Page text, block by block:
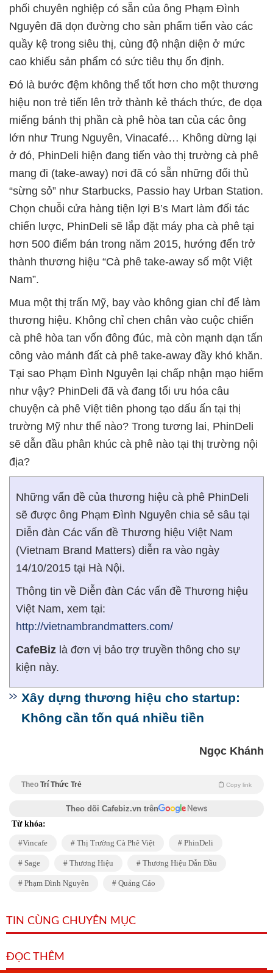
phối chuyên nghiệp có sẵn của ông Phạm Đình
Nguyên đã dọn đường cho sản phẩm tiến vào các
quầy kệ trong siêu thị, cùng độ nhận diện ở mức
cao khiếu sản phẩm có sức tiêu thụ ổn định.
Đó là bước đệm không thể tốt hơn cho một thương
hiệu non trẻ tiến lên trở thành kẻ thách thức, đe dọa
miếng bánh thị phần cà phê hòa tan của các ông
lớn như Trung Nguyên, Vinacafé… Không dừng lại
ở đó, PhinDeli hiện đang tiến vào thị trường cà phê
mang đi (take-away) nơi đã có sẵn những đối thủ
“sừng sỏ” như Starbucks, Passio hay Urban Station.
Chọn chuỗi cửa hàng tiện lợi B’s Mart làm đối tác
chiến lược, PhinDeli sẽ lắp đặt máy pha cà phê tại
hơn 500 điểm bán trong năm 2015, hướng đến trở
thành thương hiệu “Cà phê take-away số một Việt
Nam”.
Mua một thị trấn Mỹ, bay vào không gian chỉ để làm
thương hiệu. Không chỉ chen chân vào cuộc chiến
cà phê hòa tan vốn đông đúc, mà còn mạnh dạn tấn
công vào mảnh đất cà phê take-away đầy khó khăn.
Tại sao Phạm Đình Nguyên lại chấp nhận mạo hiểm
như vậy? PhinDeli đã và đang tối ưu hóa câu
chuyện cà phê Việt tiên phong tạo dấu ấn tại thị
trường Mỹ như thế nào? Trong tương lai, PhinDeli
sẽ dẫn đầu phân khúc cà phê nào tại thị trường nội
địa?
Những vấn đề của thương hiệu cà phê PhinDeli
sẽ được ông Phạm Đình Nguyên chia sẻ sâu tại
Diễn đàn Các vấn đề Thương hiệu Việt Nam
(Vietnam Brand Matters) diễn ra vào ngày
14/10/2015 tại Hà Nội.
Thông tin về Diễn đàn Các vấn đề Thương hiệu
Việt Nam, xem tại:
http://vietnambrandmatters.com/
CafeBiz là đơn vị bảo trợ truyền thông cho sự
kiện này.
Xây dựng thương hiệu cho startup:
Không cần tốn quá nhiều tiền
Ngọc Khánh
Theo Trí Thức Trẻ Copy link
Theo dõi Cafebiz.vn trên
Từ khóa:
Vincafe Thị Trường Cà Phê Việt PhinDeli
Sage Thương Hiệu Thương Hiệu Dẫn Đầu
Phạm Đình Nguyên Quảng Cáo
TIN CÙNG CHUYÊN MỤC
ĐỌC THÊM